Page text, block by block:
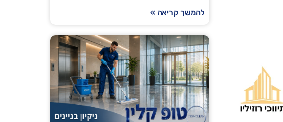
להמשך קריאה »